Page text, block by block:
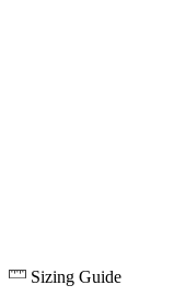
Sizing Guide